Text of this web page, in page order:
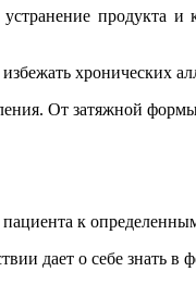
продукта
хронических
От затяжной
к
дает о себе знать